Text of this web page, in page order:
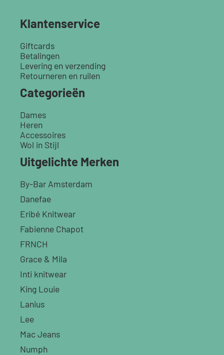
Klantenservice
Giftcards
Betalingen
Levering en verzending
Retourneren en ruilen
Categorieën
Dames
Heren
Accessoires
Wol in Stijl
Uitgelichte Merken
By-Bar Amsterdam
Danefae
Eribé Knitwear
Fabienne Chapot
FRNCH
Grace & Mila
Inti knitwear
King Louie
Lanius
Lee
Mac Jeans
Numph